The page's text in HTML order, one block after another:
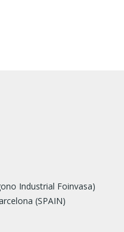
Industrial Foinvasa)
(SPAIN)